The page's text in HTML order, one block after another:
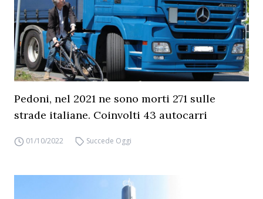
Pedoni, nel 2021 ne sono morti 271 sulle
strade italiane. Coinvolti 43 autocarri
01/10/2022 Succede Oggi